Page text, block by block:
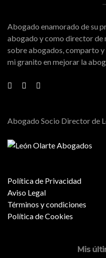
Abogado enamorado de su
abogado y como director de
sobre abogados, comparto
mi granito en mejorar la
Abogado Socio Director de
Política de Privacidad
Aviso Legal
Términos y condiciones
Política de Cookies
Mis